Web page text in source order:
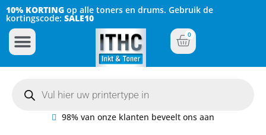
10% KORTING op alle toners en drums. Gebruik de
kortingscode: SALE10
0
98% van onze klanten beveelt ons aan